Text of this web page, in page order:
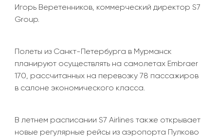
Игорь Веретенников, коммерческий директор S7
Group.
Полеты из Санкт-Петербурга в Мурманск
планируют осуществлять на самолетах Embraer
170, рассчитанных на перевозку 78 пассажиров
в салоне экономического класса.
В летнем расписании S7 Airlines также открывает
новые регулярные рейсы из аэропорта Пулково